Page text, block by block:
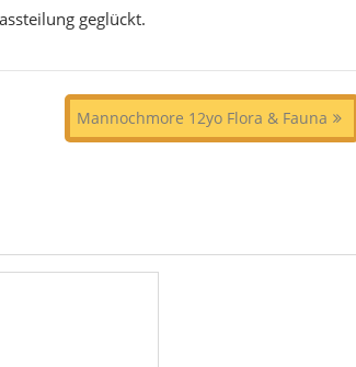
geglückt.
Mannochmore 12yo Flora & Fauna